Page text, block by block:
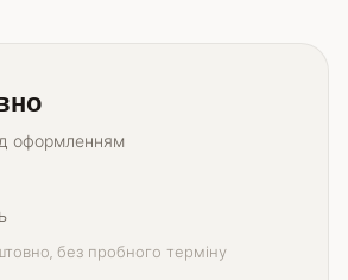
оформленням
без пробного терміну